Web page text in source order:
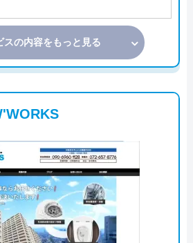
スの内容をもっと見る